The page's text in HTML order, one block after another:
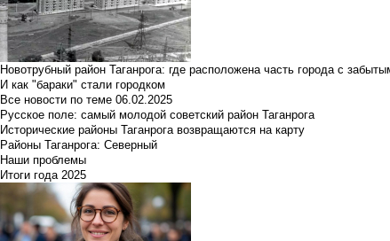
Новотрубный район Таганрога: где расположена часть города с
И как "бараки" стали городком
Все новости по теме 06.02.2025
Русское поле: самый молодой советский район Таганрога
Исторические районы Таганрога возвращаются на карту
Районы Таганрога: Северный
Наши проблемы
Итоги года 2025